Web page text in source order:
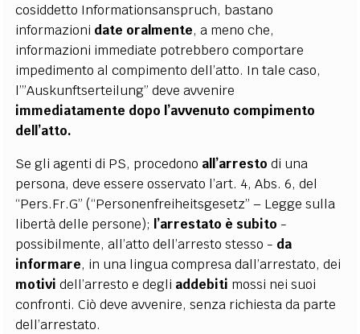
cosiddetto Informationsanspruch, bastano
informazioni date oralmente, a meno che,
informazioni immediate potrebbero comportare
impedimento al compimento dell’atto. In tale caso,
l’”Auskunftserteilung” deve avvenire
immediatamente dopo l’avvenuto compimento
dell’atto.
Se gli agenti di PS, procedono all’arresto di una
persona, deve essere osservato l’art. 4, Abs. 6, del
“Pers.Fr.G” (“Personenfreiheitsgesetz” – Legge sulla
libertà delle persone); l’arrestato è subito -
possibilmente, all’atto dell’arresto stesso - da
informare, in una lingua compresa dall’arrestato, dei
motividell’arresto e degli addebiti mossi nei suoi
confronti. Ciò deve avvenire, senza richiesta da parte
dell’arrestato.